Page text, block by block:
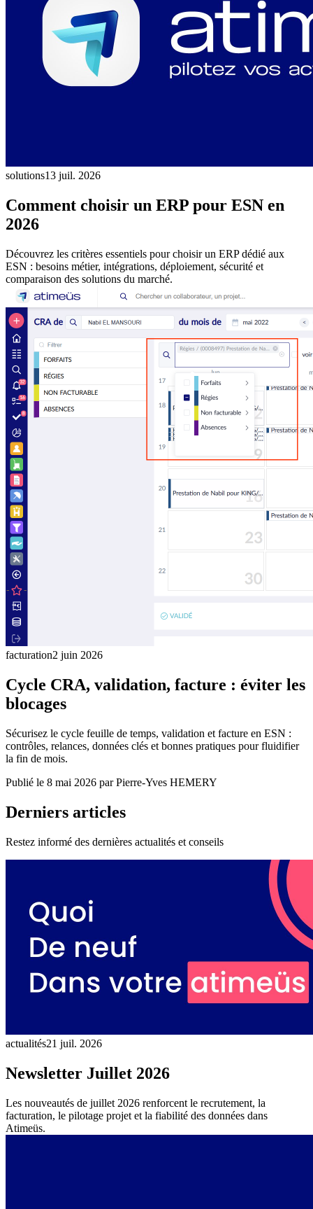
solutions13 juil. 2026
Comment choisir un ERP pour ESN en
2026
Découvrez les critères essentiels pour choisir un ERP dédié aux
ESN : besoins métier, intégrations, déploiement, sécurité et
comparaison des solutions du marché.
facturation2 juin 2026
Cycle CRA, validation, facture : éviter les
blocages
Sécurisez le cycle feuille de temps, validation et facture en ESN :
contrôles, relances, données clés et bonnes pratiques pour fluidifier
la fin de mois.
Publié le 8 mai 2026 par Pierre-Yves HEMERY
Derniers articles
Restez informé des dernières actualités et conseils
actualités21 juil. 2026
Newsletter Juillet 2026
Les nouveautés de juillet 2026 renforcent le recrutement, la
facturation, le pilotage projet et la fiabilité des données dans
Atimeüs.